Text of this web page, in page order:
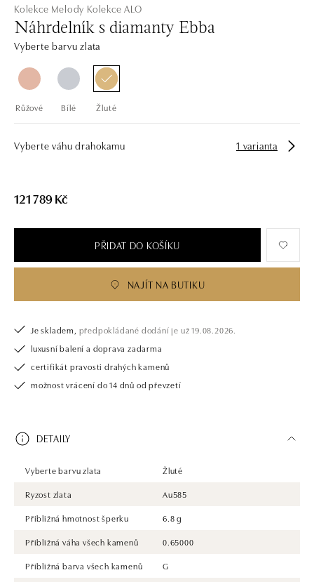
Kolekce Melody Kolekce ALO
Náhrdelník s diamanty Ebba
Vyberte barvu zlata
Růžové Bílé Žluté
Vyberte váhu drahokamu 1 varianta
121 789 Kč
PŘIDAT DO KOŠÍKU
NAJÍT NA BUTIKU
Je skladem, předpokládané dodání je už 19.08.2026.
luxusní balení a doprava zadarma
certifikát pravosti drahých kamenů
možnost vrácení do 14 dnů od převzetí
DETAILY
Vyberte barvu zlata
Žluté
Ryzost zlata
Au585
Přibližná hmotnost šperku
6.8 g
Přibližná váha všech kamenů
0.65000
Přibližná barva všech kamenů
G